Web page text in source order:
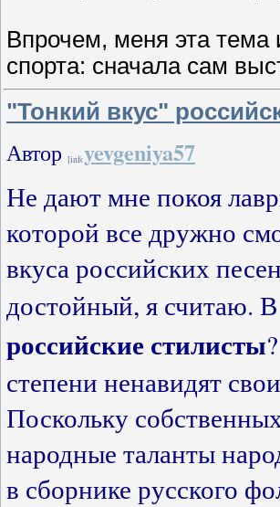
Впрочем, меня эта
спорта: сначала сам
"Тонкий вкус"
Автор yevgeniya57
Не дают мне покоя
которой все дружно
вкуса российских
достойный, я считаю.
российские стилисты
степени ненавидят
Поскольку
народные таланты
в сборнике русского